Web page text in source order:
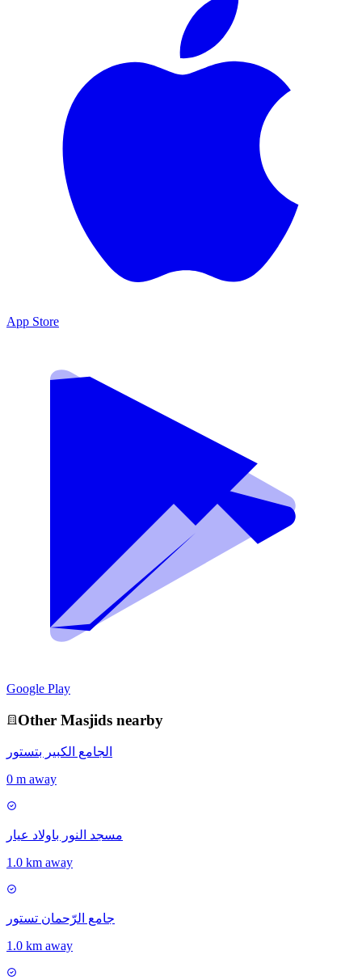
App Store
Google Play
Other Masjids nearby
الجامع الكبير بتستور
0 m away
مسجد النور باولاد عيار
1.0 km away
جامع الرّحمان تستور
1.0 km away